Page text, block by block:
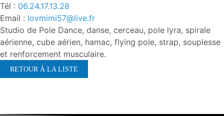
Tél : 06.24.17.13.28
Email : lovmimi57@live.fr
Studio de Pole Dance, danse, cerceau, pole lyra, spirale
aérienne, cube aérien, hamac, flying pole, strap, souplesse
et renforcement musculaire.
RETOUR À LA LISTE